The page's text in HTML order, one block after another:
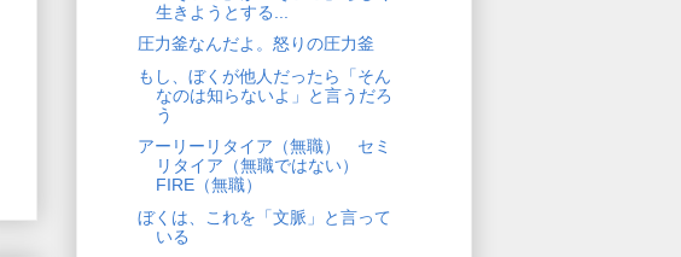
生きようとする...
圧力釜なんだよ。怒りの圧力釜
もし、ぼくが他人だったら「そん
なのは知らないよ」と言うだろ
う
アーリーリタイア（無職） セミ
リタイア（無職ではない）
FIRE（無職）
ぼくは、これを「文脈」と言って
いる